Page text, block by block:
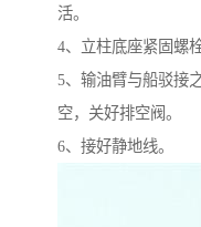
活。
4、立柱底座紧固螺
5、输油臂与船驳接
空，关好排空阀。
6、接好静地线。